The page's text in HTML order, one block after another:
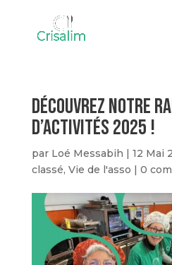
Découvrez notre
d’activités 2025 !
par Loé Messabih | 12 Mai
classé, Vie de l'asso | 0